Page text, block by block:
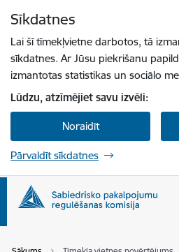
Sīkdatnes
Lai šī tīmekļvietne darbotos, tā
sīkdatnes. Ar Jūsu piekrišanu
izmantotas statistikas un sociālo
Lūdzu, atzīmējiet savu izvēli:
Noraidīt
Pārvaldīt sīkdatnes